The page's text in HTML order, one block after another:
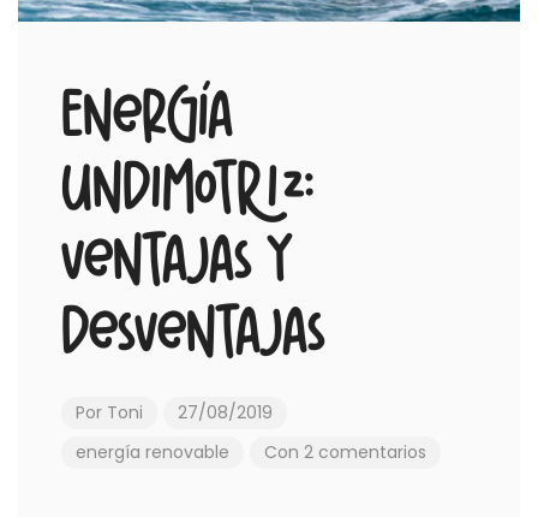
Energía
undimotriz:
ventajas y
desventajas
Por Toni
27/08/2019
energía renovable
Con 2 comentarios